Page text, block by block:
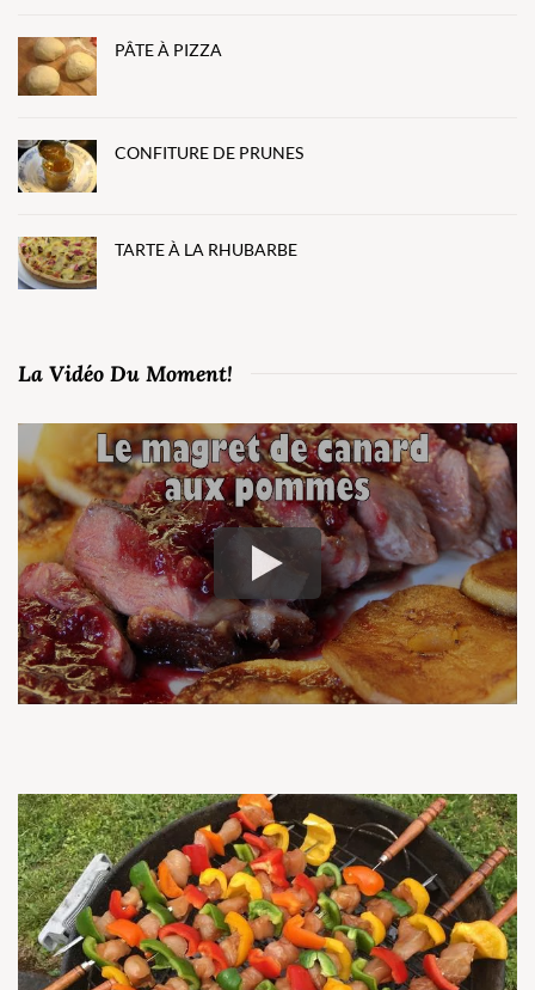
PÂTE À PIZZA
CONFITURE DE PRUNES
TARTE À LA RHUBARBE
La Vidéo Du Moment!